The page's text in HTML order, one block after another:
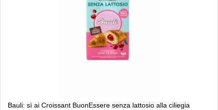
Bauli: sì ai Croissant BuonEssere senza lattosio alla ciliegia